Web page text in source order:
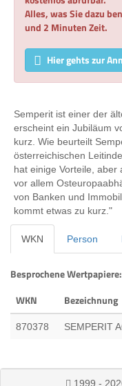
Alles, was Sie dazu
und 2 Minuten Zeit.
Hier gehts zur
Semperit ist einer der
erscheint ein Jubiläum
kurz. Wie beurteilt
österreichischen
hat einige Vorteile, aber
vor allem
von Banken und
kommt etwas zu kurz."
WKN Person
Besprochene Wertpapiere:
WKN
Bezeichnung
870378 SEMPERIT
1999 -